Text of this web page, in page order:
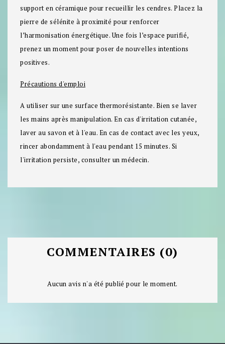
support en céramique pour recueillir les cendres. Placez la
pierre de sélénite à proximité pour renforcer
l’harmonisation énergétique. Une fois l’espace purifié,
prenez un moment pour poser de nouvelles intentions
positives.
Précautions d'emploi
A utiliser sur une surface thermorésistante. Bien se laver
les mains après manipulation. En cas d'irritation cutanée,
laver au savon et à l'eau. En cas de contact avec les yeux,
rincer abondamment à l'eau pendant 15 minutes. Si
l'irritation persiste, consulter un médecin.
COMMENTAIRES (0)
Aucun avis n'a été publié pour le moment.